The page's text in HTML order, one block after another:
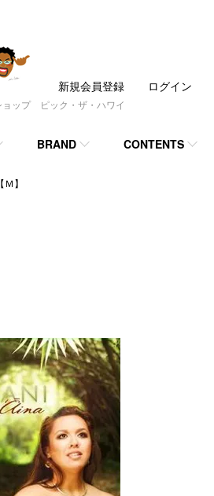
ョップ ピック・ザ・ハワイ
BRAND CONTENTS
新規会員登録 ログイン
】